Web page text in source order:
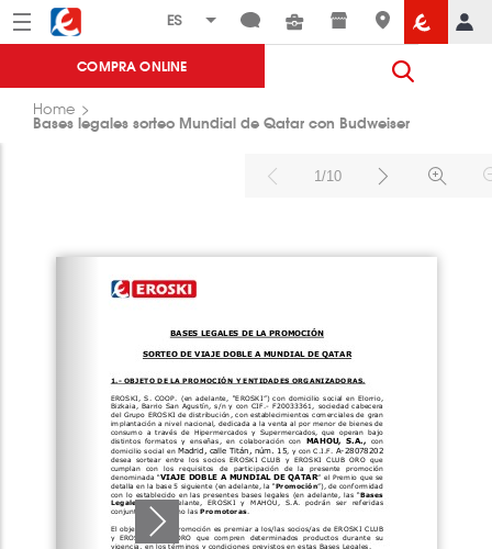
Menú Eroski
COMPRA ONLINE
Home
Bases legales sorteo Mundial de Qatar con Budweiser
1/10